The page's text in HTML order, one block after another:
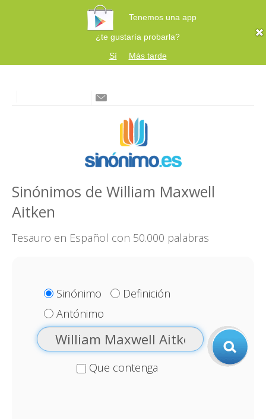
Tenemos una app
¿te gustaría probarla?
Sí
Más tarde
Sinónimos de William Maxwell
Aitken
Tesauro en Español con 50.000 palabras
Sinónimo
Definición
Antónimo
Que contenga